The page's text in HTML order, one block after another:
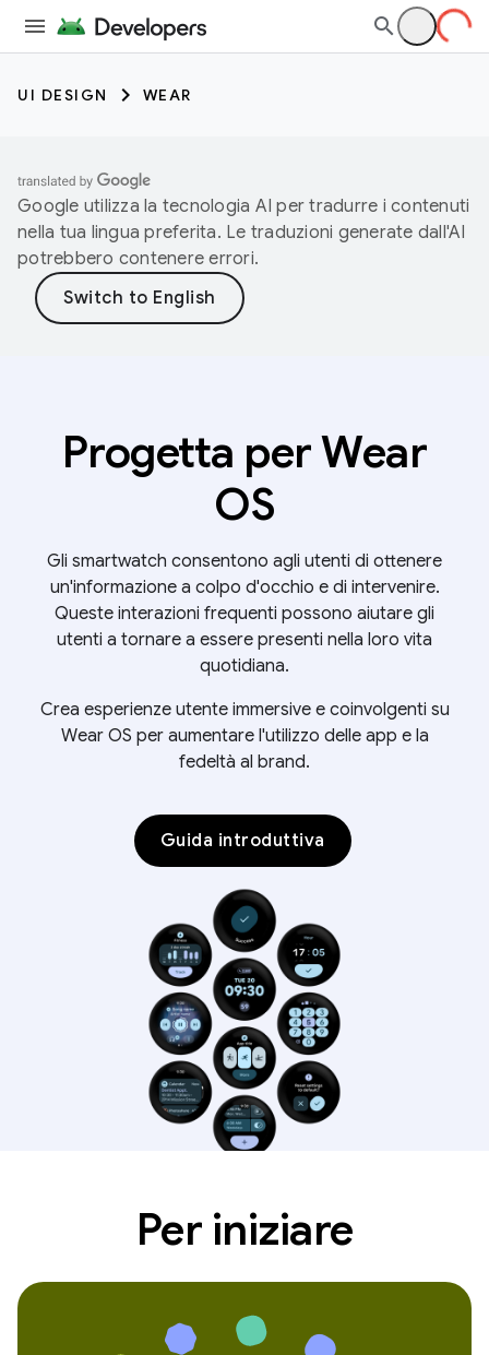
UI DESIGN WEAR
Google utilizza la tecnologia AI per tradurre i contenuti
nella tua lingua preferita. Le traduzioni generate dall'AI
potrebbero contenere errori.
Progetta per Wear
OS
Gli smartwatch consentono agli utenti di ottenere
un'informazione a colpo d'occhio e di intervenire.
Queste interazioni frequenti possono aiutare gli
utenti a tornare a essere presenti nella loro vita
quotidiana.
Crea esperienze utente immersive e coinvolgenti su
Wear OS per aumentare l'utilizzo delle app e la
fedeltà al brand.
Guida introduttiva
Per iniziare